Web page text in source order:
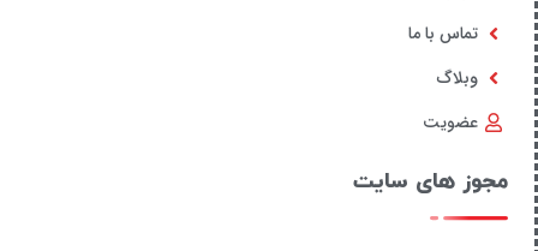
تماس با ما
وبلاگ
عضویت
مجوز های سایت